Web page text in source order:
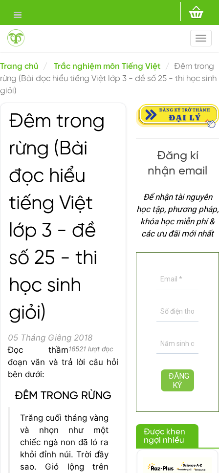
Trang chủ Trắc nghiệm môn Tiếng Việt
Đêm trong
rừng (Bài đọc hiểu tiếng Việt lớp 3 - đề số 25 - thi học sinh
giỏi)
Đêm trong
rừng (Bài
đọc hiểu
tiếng Việt
lớp 3 - đề
số 25 - thi
học sinh
giỏi)
05 Tháng Giêng 2018
16521 lượt đọc
Đọc thầm
đoạn văn và trả lời câu hỏi
bên dưới:
ĐÊM TRONG RỪNG
Trăng cuối tháng vàng
và nhọn như một
chiếc ngà non đã ló ra
khỏi đỉnh núi. Trời đầy
sao. Gió lộng trên
Đăng kí
nhận email
Để nhận tài nguyên
học tập, phương pháp,
khóa học miễn phí &
các ưu đãi mới nhất
Được khen
ngợi nhiều